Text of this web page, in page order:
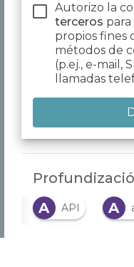
Autorizo la
terceros
propios fines
métodos de
(p.ej., e-mail,
llamadas
A
API A